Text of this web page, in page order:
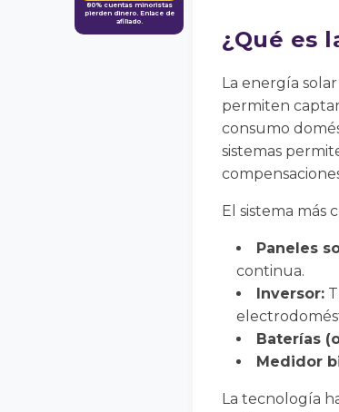
80% cuentas minoristas
pierden dinero. Enlace de
afiliado.
¿Qué es
La energía
permiten
consumo
sistemas
El sistema más
Paneles
continua.
Inversor:
Baterías
Medidor
La tecnología